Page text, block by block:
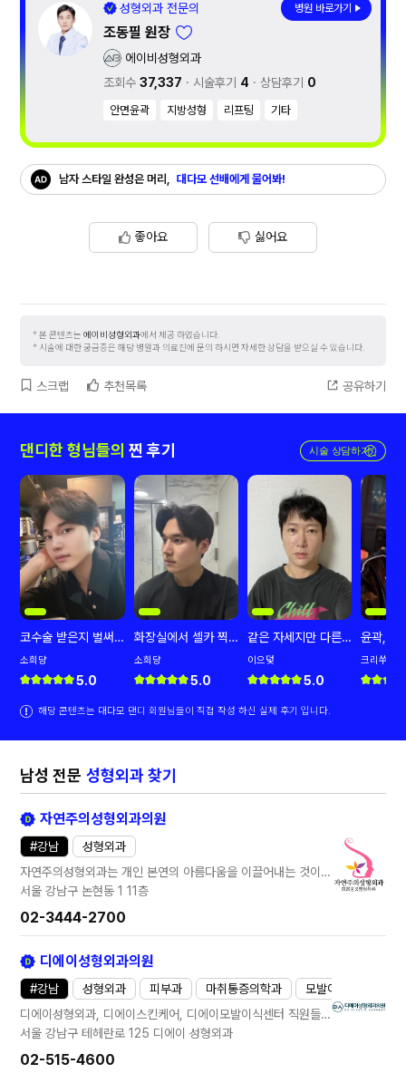
병원 바로가기
성형외과 전문의
조동필 원장
에이비성형외과
조회수37,337 시술후기 4 상담후기 0
안면윤곽 지방성형 리프팅 기타
남자 스타일 완성은 머리, 대다모 선배에게 물어봐!
좋아요 싫어요
본 콘텐츠는에이비성형외과에서 제공 하였습니다.
시술에 대한 궁금증은 해당 병원과 의료진에 문의 하시면 자세한 상담을 받으실 수 있습니다.
스크랩 추천목록 공유하기
댄디한 형님들의 찐 후기
코수술 받은지 벌써
오개월;;ㄷㄷ
소희댱
5.0
화장실에서 셀카 찍
어봤어요 남자 코수
술 후기ㅋㅋ
소희댱
5.0
같은 자세지만 다른
얼굴ㅋㅋ
이으덪
5.0
윤곽,눈
술 남자
려요
크리쑤
해당 콘텐츠는 대다모 댄디 회원님들이 직접 작성 하신 실제 후기 입니다.
남성 전문 성형외과 찾기
자연주의성형외과의원
#강남
성형외과
자연주의성형외과는 개인 본연의 아름다움을 이끌어내는 것이 아름다움이라 생각합니다. 자연주의성형외과는 진료원칙을 준수하며 고객만족을 위해 모든 의료진이 최선을 다합니다. - 각 수술 과목별 전담의 진료 - 정직한 상담과 고객 맞춤형 수술 계획 - 안전 최우선, 수술 시스템 구축
서울 강남구 논현동 1 11층
02-3444-2700
디에이성형외과의원
#강남 성형외과 피부과 마취통증의학과 모발이식
디에이성형외과, 디에이스킨케어, 디에이모발이식센터 직원들은 항상 올바르고 정직한 마음으로 오직 환자를 위한, 환자 중심의 진료를 위해 최선의 노력을 다하겠습니다.
서울 강남구 테헤란로 125 디에이 성형외과
02-515-4600